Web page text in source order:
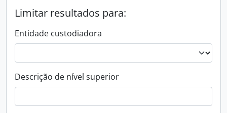
Limitar resultados para:
Entidade custodiadora
Descrição de nível superior